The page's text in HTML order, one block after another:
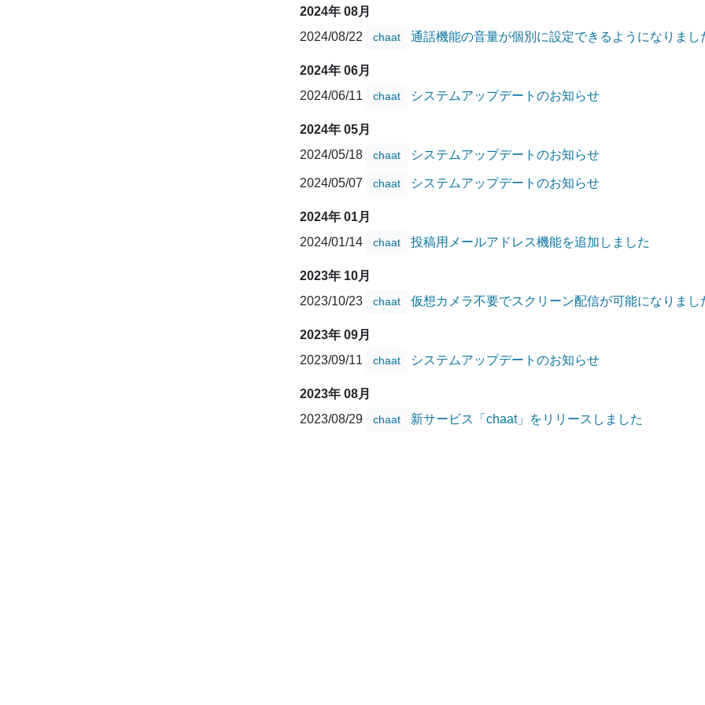
2024年 08月
2024/08/22
chaat 通話機能の音量が個別に設定できるようになりまし
2024年 06月
2024/06/11
chaat システムアップデートのお知らせ
2024年 05月
2024/05/18
chaat システムアップデートのお知らせ
2024/05/07 chaat システムアップデートのお知らせ
2024年 01月
2024/01/14
chaat 投稿用メールアドレス機能を追加しました
2023年 10月
2023/10/23
chaat 仮想カメラ不要でスクリーン配信が可能になりまし
2023年 09月
2023/09/11
chaat システムアップデートのお知らせ
2023年 08月
2023/08/29
chaat 新サービス「chaat」をリリースしました